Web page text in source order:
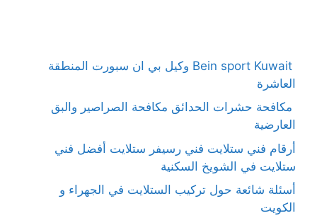
Bein sport Kuwait وكيل بي ان سبورت المنطقة
العاشرة
مكافحة حشرات الحدائق مكافحة الصراصير والبق
العارضية
أرقام فني ستلايت فني رسيفر ستلايت أفضل فني
ستلايت في الشويخ السكنية
أسئلة شائعة حول تركيب الستلايت في الجهراء و
الكويت